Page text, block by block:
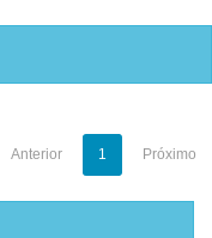
Anterior 1 Próximo